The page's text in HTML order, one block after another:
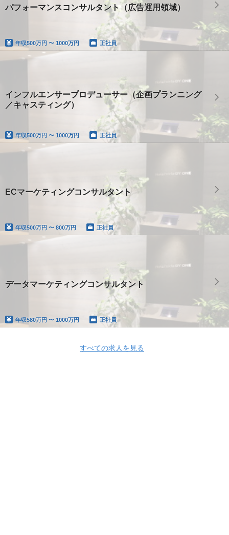
パフォーマンスコンサルタント（広告運用領域）
年収500万円 〜 1000万円 正社員
インフルエンサープロデューサー（企画プランニング
／キャスティング）
年収500万円 〜 1000万円 正社員
ECマーケティングコンサルタント
年収500万円 〜 800万円 正社員
データマーケティングコンサルタント
年収580万円 〜 1000万円 正社員
すべての求人を見る